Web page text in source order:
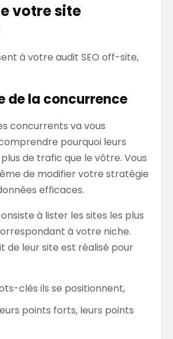
votre site
à votre audit SEO off-site,
de la concurrence
concurrents va vous
pourquoi leurs
de trafic que le vôtre. Vous
de modifier votre stratégie
efficaces.
à lister les sites les plus
à votre niche.
de leur site est réalisé pour
clés ils se positionnent,
points forts, leurs points